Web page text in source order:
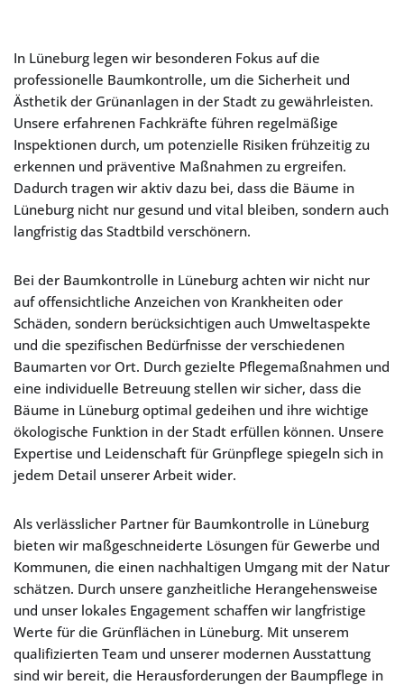
In Lüneburg legen wir besonderen Fokus auf die
professionelle Baumkontrolle, um die Sicherheit und
Ästhetik der Grünanlagen in der Stadt zu gewährleisten.
Unsere erfahrenen Fachkräfte führen regelmäßige
Inspektionen durch, um potenzielle Risiken frühzeitig zu
erkennen und präventive Maßnahmen zu ergreifen.
Dadurch tragen wir aktiv dazu bei, dass die Bäume in
Lüneburg nicht nur gesund und vital bleiben, sondern auch
langfristig das Stadtbild verschönern.
Bei der Baumkontrolle in Lüneburg achten wir nicht nur
auf offensichtliche Anzeichen von Krankheiten oder
Schäden, sondern berücksichtigen auch Umweltaspekte
und die spezifischen Bedürfnisse der verschiedenen
Baumarten vor Ort. Durch gezielte Pflegemaßnahmen und
eine individuelle Betreuung stellen wir sicher, dass die
Bäume in Lüneburg optimal gedeihen und ihre wichtige
ökologische Funktion in der Stadt erfüllen können. Unsere
Expertise und Leidenschaft für Grünpflege spiegeln sich in
jedem Detail unserer Arbeit wider.
Als verlässlicher Partner für Baumkontrolle in Lüneburg
bieten wir maßgeschneiderte Lösungen für Gewerbe und
Kommunen, die einen nachhaltigen Umgang mit der Natur
schätzen. Durch unsere ganzheitliche Herangehensweise
und unser lokales Engagement schaffen wir langfristige
Werte für die Grünflächen in Lüneburg. Mit unserem
qualifizierten Team und unserer modernen Ausstattung
sind wir bereit, die Herausforderungen der Baumpflege in